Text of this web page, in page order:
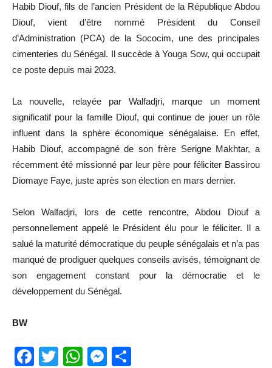
Habib Diouf, fils de l’ancien Président de la République Abdou
Diouf, vient d’être nommé Président du Conseil
d’Administration (PCA) de la Sococim, une des principales
cimenteries du Sénégal. Il succède à Youga Sow, qui occupait
ce poste depuis mai 2023.
La nouvelle, relayée par Walfadjri, marque un moment
significatif pour la famille Diouf, qui continue de jouer un rôle
influent dans la sphère économique sénégalaise. En effet,
Habib Diouf, accompagné de son frère Serigne Makhtar, a
récemment été missionné par leur père pour féliciter Bassirou
Diomaye Faye, juste après son élection en mars dernier.
Selon Walfadjri, lors de cette rencontre, Abdou Diouf a
personnellement appelé le Président élu pour le féliciter. Il a
salué la maturité démocratique du peuple sénégalais et n’a pas
manqué de prodiguer quelques conseils avisés, témoignant de
son engagement constant pour la démocratie et le
développement du Sénégal.
BW
Facebook
TwitterWhatsApp
Messenger